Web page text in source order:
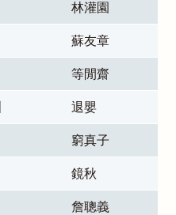
林灌園
蘇友章
等閒齋
退嬰
窮真子
鏡秋
詹聰義